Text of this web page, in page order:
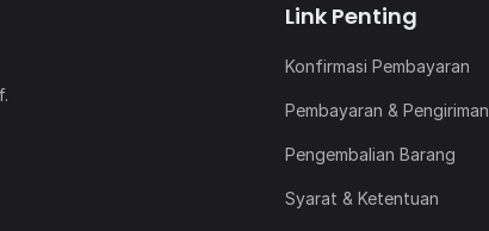
Link Penting
Konfirmasi Pembayaran
Pembayaran & Pengiriman
Pengembalian Barang
Syarat & Ketentuan